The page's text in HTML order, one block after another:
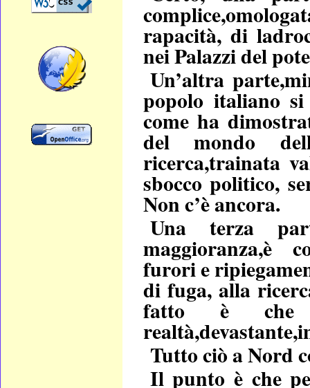
rapacità, di
nei Palazzi del
Un’altra
popolo italiano
come ha
del mondo
ricerca,trainata
sbocco politico,
Non c’è ancora.
Una terza
maggioranza,è
furori e
di fuga, alla
fatto è che
Tutto ciò a Nord
Il punto è che